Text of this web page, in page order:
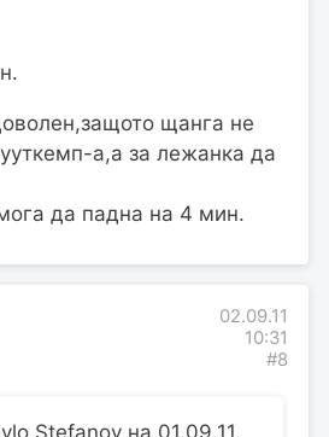
щанга не
а,а за лежанка да
да падна на 4 мин.
02.09.11
10:31
#8
Stefanov на 01.09.11,